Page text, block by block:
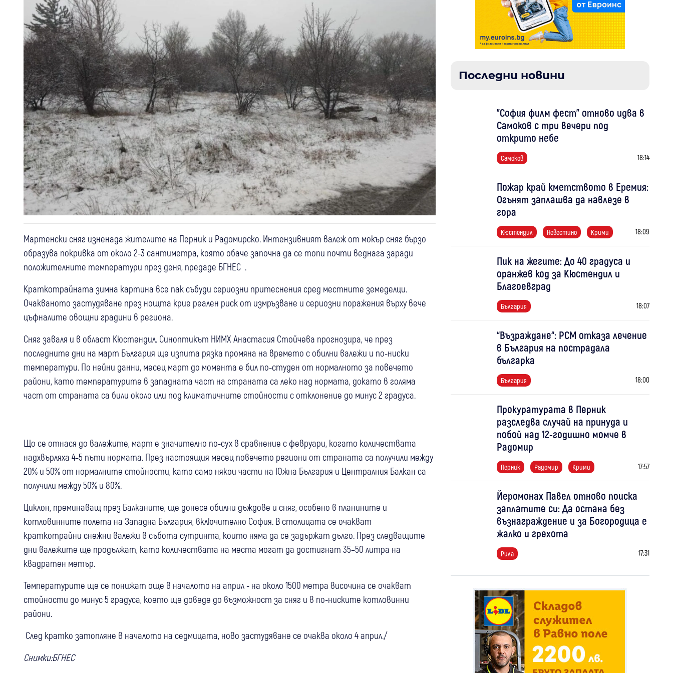
Мартенски сняг изненада жителите на Перник и Радомирско. Интензивният валеж от мокър сняг бързо
образува покривка от около 2-3 сантиметра, която обаче започна да се топи почти веднага заради
положителните температури през деня, предаде БГНЕС .
Краткотрайната зимна картина все пак събуди сериозни притеснения сред местните земеделци.
Очакваното застудяване през нощта крие реален риск от измръзване и сериозни поражения върху вече
цъфналите овощни градини в региона.
Сняг заваля и в област Кюстендил. Синоптикът НИМХ Анастасия Стойчева прогнозира, че през
последните дни на март България ще изпита рязка промяна на времето с обилни валежи и по-ниски
температури. По нейни данни, месец март до момента е бил по-студен от нормалното за повечето
райони, като температурите в западната част на страната са леко над нормата, докато в голяма
част от страната са били около или под климатичните стойности с отклонение до минус 2 градуса.
Що се отнася до валежите, март е значително по-сух в сравнение с февруари, когато количествата
надхвърляха 4-5 пъти нормата. През настоящия месец повечето региони от страната са получили между
20% и 50% от нормалните стойности, като само някои части на Южна България и Централния Балкан са
получили между 50% и 80%.
Циклон, преминаващ през Балканите, ще донесе обилни дъждове и сняг, особено в планините и
котловинните полета на Западна България, включително София. В столицата се очакват
краткотрайни снежни валежи в събота сутринта, които няма да се задържат дълго. През следващите
дни валежите ще продължат, като количествата на места могат да достигнат 35–50 литра на
квадратен метър.
Температурите ще се понижат още в началото на април - на около 1500 метра височина се очакват
стойности до минус 5 градуса, което ще доведе до възможност за сняг и в по-ниските котловинни
райони.
След кратко затопляне в началото на седмицата, ново застудяване се очаква около 4 април./
Снимки:БГНЕС
Последни новини
"София филм фест" отново идва в
Самоков с три вечери под
открито небе
Самоков 18:14
Пожар край кметството в Еремия:
Огънят заплашва да навлезе в
гора
Кюстендил Невестино Крими 18:09
Пик на жегите: До 40 градуса и
оранжев код за Кюстендил и
Благоевград
България 18:07
“Възраждане“: РСМ отказа лечение
в България на пострадала
българка
България 18:00
Прокуратурата в Перник
разследва случай на принуда и
побой над 12-годишно момче в
Радомир
Перник Радомир Крими 17:57
Йеромонах Павел отново поиска
заплатите си: Да остана без
възнаграждение и за Богородица е
жалко и грехота
Рила 17:31